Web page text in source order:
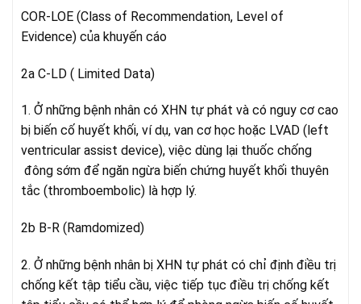
COR-LOE (Class of Recommendation, Level of
Evidence) của khuyến cáo
2a C-LD ( Limited Data)
1. Ở những bệnh nhân có XHN tự phát và có nguy cơ cao
bị biến cố huyết khối, ví dụ, van cơ học hoặc LVAD (left
ventricular assist device), việc dùng lại thuốc chống
đông sớm để ngăn ngừa biến chứng huyết khối thuyên
tắc (thromboembolic) là hợp lý.
2b B-R (Ramdomized)
2. Ở những bệnh nhân bị XHN tự phát có chỉ định điều trị
chống kết tập tiểu cầu, việc tiếp tục điều trị chống kết